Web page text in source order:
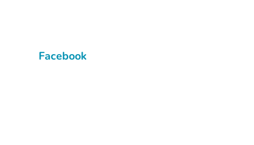
Facebook